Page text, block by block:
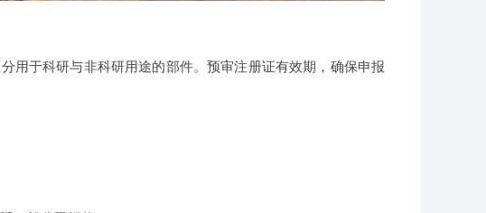
用于科研与非科研用途的部件。预审注册证有效期，确保申报